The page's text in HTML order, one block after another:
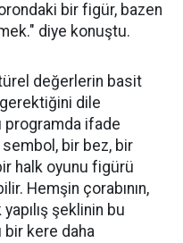
bir figür, bazen
diye konuştu.
değerlerin basit
dile
programda ifade
sembol, bir bez, bir
halk oyunu figürü
Hemşin çorabının,
şeklinin bu
bir kere daha